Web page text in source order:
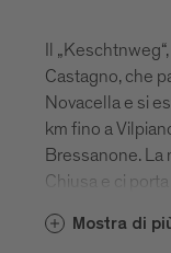
Il
Castagno, che
Novacella e si
km fino a
Bressanone. La
Chiusa e ci
Castagno fino a
Mostra di